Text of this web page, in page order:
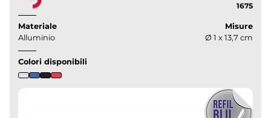
1675
Materiale
Alluminio
Misure
Ø 1 x 13,7 cm
Colori disponibili